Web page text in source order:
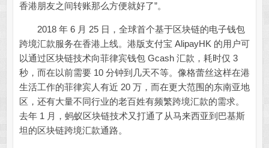
香港朋友之间转账那么方便就好了”。
2018 年 6 月 25 日，全球首个基于区块链的电子钱包
跨境汇款服务在香港上线。港版支付宝 AlipayHK 的用户可
以通过区块链技术向菲律宾钱包 Gcash 汇款，耗时仅 3
秒，而在以前需要 10 分钟到几天不等。像格蕾丝这样在港
生活工作的菲律宾人有近 20 万，而在更大范围的东南亚地
区，还有大量不同行业的老百姓有频繁跨境汇款的需求。
去年 1 月，蚂蚁区块链技术又打通了从马来西亚到巴基斯
坦的区块链跨境汇款通路。